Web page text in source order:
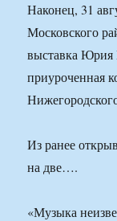
Наконец, 31
Московского
выставка Юрия
приуроченная
Из ранее
на две….
«Музыка